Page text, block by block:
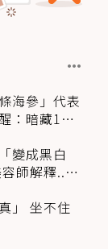
海參」代表
：暗藏1種
變成黑白
師解釋..衝
」 坐不住